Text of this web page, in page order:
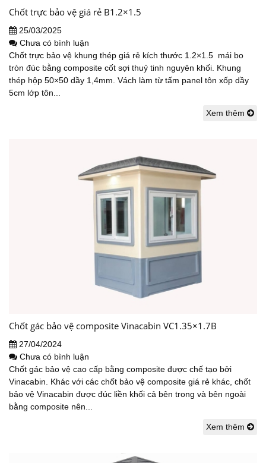
Chốt trực bảo vệ giá rẻ B1.2×1.5
25/03/2025
Chưa có bình luận
Chốt trực bảo vệ khung thép giá rẻ kích thước 1.2×1.5 mái bo
tròn đúc bằng composite cốt sợi thuỷ tinh nguyên khối. Khung
thép hộp 50×50 dầy 1,4mm. Vách làm từ tấm panel tôn xốp dầy
5cm lớp tôn...
Xem thêm
Chốt gác bảo vệ composite Vinacabin VC1.35×1.7B
27/04/2024
Chưa có bình luận
Chốt gác bảo vệ cao cấp bằng composite được chế tạo bởi
Vinacabin. Khác với các chốt bảo vệ composite giá rẻ khác, chốt
bảo vệ Vinacabin được đúc liền khối cả bên trong và bên ngoài
bằng composite nên...
Xem thêm